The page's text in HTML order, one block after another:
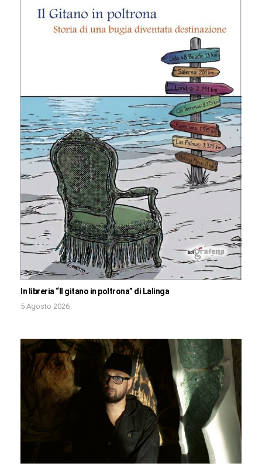
In libreria “Il gitano in poltrona” di Lalinga
5 Agosto 2026